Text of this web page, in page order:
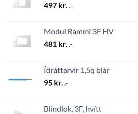
497 kr. .-
Modul Rammi 3F HV
481 kr. .-
Ídráttarvír 1,5q blár
95 kr. .-
Blindlok, 3F, hvítt